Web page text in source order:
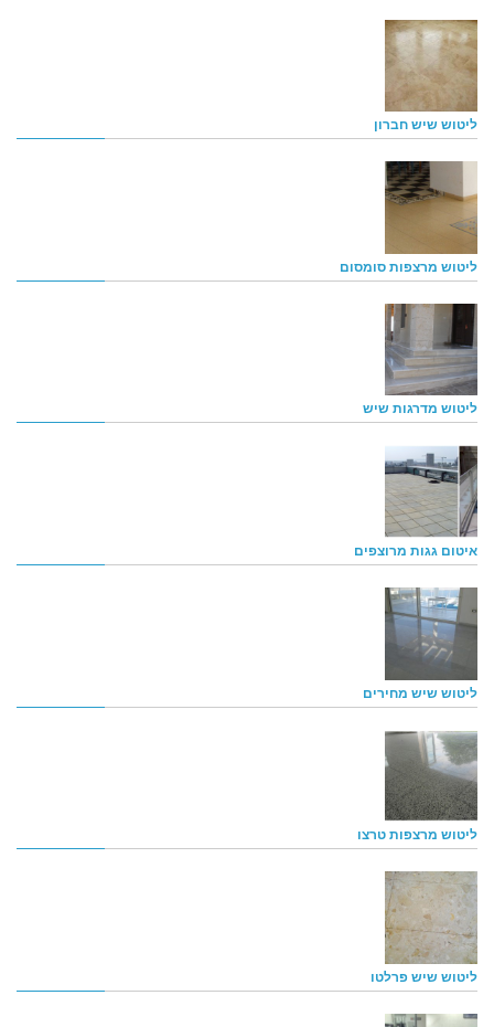
ליטוש שיש חברון
ליטוש מרצפות סומסום
ליטוש מדרגות שיש
איטום גגות מרוצפים
ליטוש שיש מחירים
ליטוש מרצפות טרצו
ליטוש שיש פרלטו